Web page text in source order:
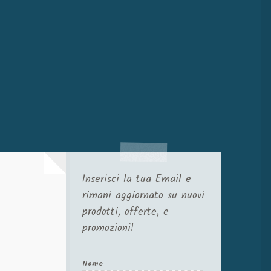
Inserisci la tua Email e
rimani aggiornato su nuovi
prodotti, offerte, e
promozioni!
Nome